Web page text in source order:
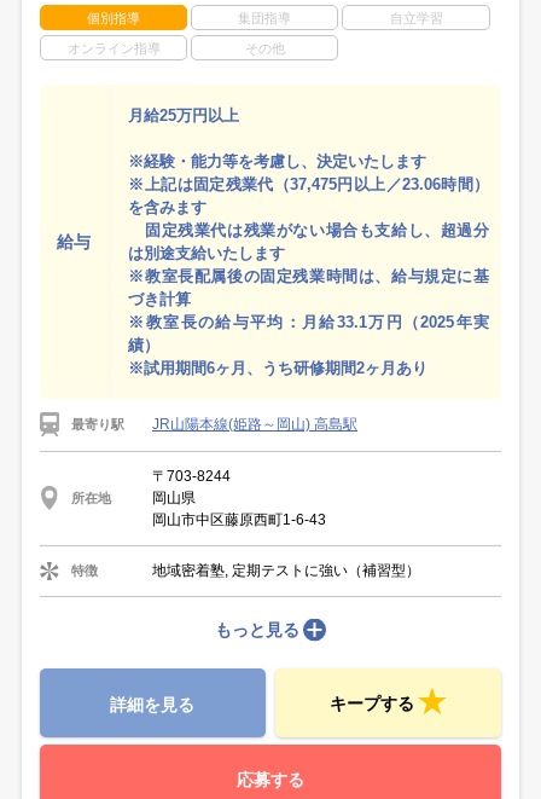
個別指導 集団指導 自立学習
オンライン指導 その他
給与
月給25万円以上
※経験・能力等を考慮し、決定いたします
※上記は固定残業代（37,475円以上／23.06時間）
を含みます
固定残業代は残業がない場合も支給し、超過分
は別途支給いたします
※教室長配属後の固定残業時間は、給与規定に基
づき計算
※教室長の給与平均：月給33.1万円（2025年実
績）
※試用期間6ヶ月、うち研修期間2ヶ月あり
最寄り駅 JR山陽本線(姫路～岡山) 高島駅
所在地
〒703-8244
岡山県
岡山市中区藤原西町1-6-43
特徴 地域密着塾, 定期テストに強い（補習型）
もっと見る
詳細を見る キープする
応募する